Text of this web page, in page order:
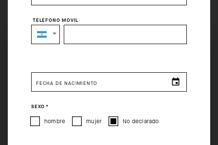
Devoluciones gratuitos en un plazo de 30 días desde la
SELECT YOUR COUNTRY
appears you are located inUS.
How would you like to proceed?
CONTINUE TO
TELÉFONO MOVIL
FECHA DE NACIMIENTO
SEXO *
hombre mujer No declarado